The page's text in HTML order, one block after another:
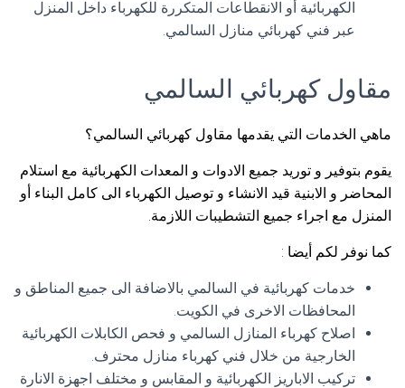
الكهربائية أو الانقطاعات المتكررة للكهرباء داخل المنزل
عبر فني كهربائي منازل السالمي.
مقاول كهربائي السالمي
ماهي الخدمات التي يقدمها مقاول كهربائي السالمي؟
يقوم بتوفير و توريد جميع الادوات و المعدات الكهربائية مع استلام
المحاضر و الابنية قيد الانشاء و توصيل الكهرباء الى كامل البناء أو
المنزل مع اجراء جميع التشطيبات اللازمة.
كما نوفر لكم أيضا :
خدمات كهربائية في السالمي بالاضافة الى جميع المناطق و
المحافظات الاخرى في الكويت.
اصلاح كهرباء المنازل السالمي و فحص الكابلات الكهربائية
الخارجية من خلال فني كهرباء منازل محترف.
تركيب الاباريز الكهربائية و المقابس و مختلف اجهزة الانارة